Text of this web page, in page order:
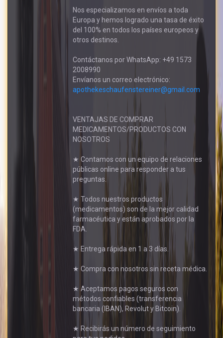
Nos especializamos en envíos a toda
Europa y hemos logrado una tasa de éxito
del 100% en todos los países europeos y
otros destinos.
Contáctanos por WhatsApp: +49 1573
2008990
Envíanos un correo electrónico:
apothekeschaufenstereiner@gmail.com
VENTAJAS DE COMPRAR
MEDICAMENTOS/PRODUCTOS CON
NOSOTROS
★ Contamos con un equipo de relaciones
públicas online para responder a tus
preguntas.
★ Todos nuestros productos
(medicamentos) son de la mejor calidad
farmacéutica y están aprobados por la
FDA.
★ Entrega rápida en 1 a 3 días.
★ Compra con nosotros sin receta médica.
★ Aceptamos pagos seguros con
métodos confiables (transferencia
bancaria (IBAN), Revolut y Bitcoin).
★ Recibirás un número de seguimiento